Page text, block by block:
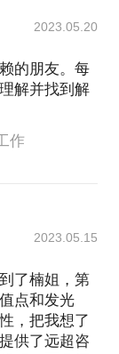
2023.05.20
的朋友。每
解并找到解
作
2023.05.15
了楠姐，第
点和发光
，把我想了
供了远超咨